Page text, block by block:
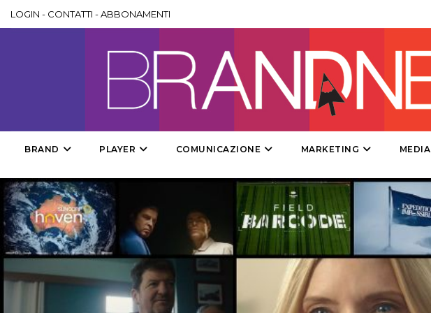
DESIGN
PUNTI VENDITA
CSR
LOGIN - CONTATTI -ABBONAMENTI
BRAND PLAYER COMUNICAZIONE MARKETING MEDIA